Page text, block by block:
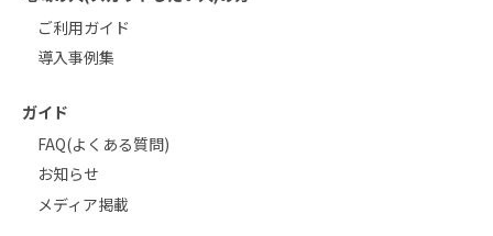
ご利用ガイド
導入事例集
ガイド
FAQ(よくある質問)
お知らせ
メディア掲載